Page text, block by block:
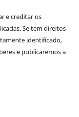
e creditar os
Se tem direitos
identificado,
e publicaremos a